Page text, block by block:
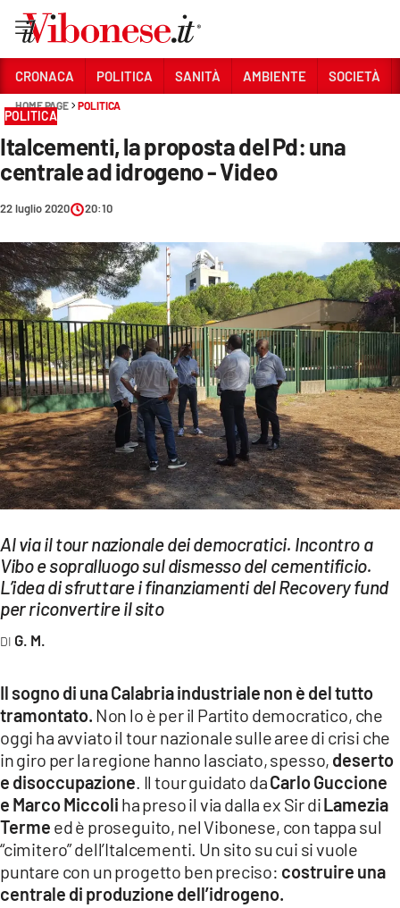
Sezioni
CRONACA
POLITICA
SANITÀ
AMBIENTE
SOCIETÀ
CULTURA
ECONOMIA E LAVORO
EVENTI
SPORT
Streaming
LAC NETWORK
LAC ONAIR
LACPLAY.IT
LACTV.IT
LACONAIR.IT
LACITYMAG.IT
ILREGGINO.IT
COSENZACHANNEL.IT
CRONACA POLITICA SANITÀ AMBIENTE SOCIETÀ
HOME PAGE POLITICA
POLITICA
Italcementi, la proposta del Pd: una
centrale ad idrogeno - Video
22 luglio 2020 20:10
Al via il tour nazionale dei democratici. Incontro a
Vibo e sopralluogo sul dismesso del cementificio.
L’idea di sfruttare i finanziamenti del Recovery fund
per riconvertire il sito
G. M.
Il sogno di una Calabria industriale non è del tutto
tramontato. Non lo è per il Partito democratico, che
oggi ha avviato il tour nazionale sulle aree di crisi che
in giro per la regione hanno lasciato, spesso, deserto
e disoccupazione . Il tour guidato daCarlo Guccione
e Marco Miccoli ha preso il via dalla ex Sir diLamezia
Terme ed è proseguito, nel Vibonese, con tappa sul
“cimitero” dell’Italcementi. Un sito su cui si vuole
puntare con un progetto ben preciso: costruire una
centrale di produzione dell’idrogeno.